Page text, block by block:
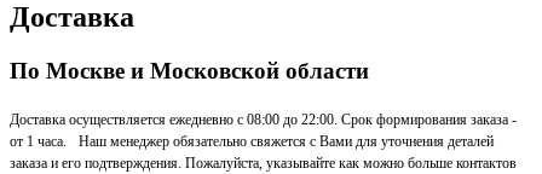
Доставка
По Москве и Московской области
Доставка осуществляется ежедневно с 08:00 до 22:00. Срок формирования заказа -
от 1 часа. Наш менеджер обязательно свяжется с Вами для уточнения деталей
заказа и его подтверждения. Пожалуйста, указывайте как можно больше контактов